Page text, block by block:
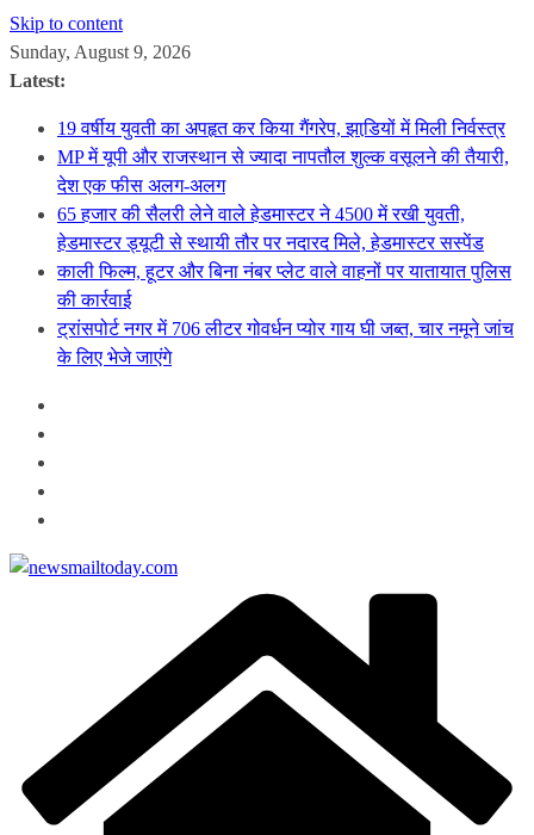
Skip to content
Sunday, August 9, 2026
Latest:
19 वर्षीय युवती का अपहृत कर किया गैंगरेप, झाडि़यों में मिली निर्वस्त्र
MP में यूपी और राजस्थान से ज्यादा नापतौल शुल्क वसूलने की तैयारी,
देश एक फीस अलग-अलग
65 हजार की सैलरी लेने वाले हेडमास्टर ने 4500 में रखी युवती,
हेडमास्टर ड्यूटी से स्थायी तौर पर नदारद मिले, हेडमास्टर सस्पेंड
काली फिल्म, हूटर और बिना नंबर प्लेट वाले वाहनों पर यातायात पुलिस
की कार्रवाई
ट्रांसपोर्ट नगर में 706 लीटर गोवर्धन प्योर गाय घी जब्त, चार नमूने जांच
के लिए भेजे जाएंगे